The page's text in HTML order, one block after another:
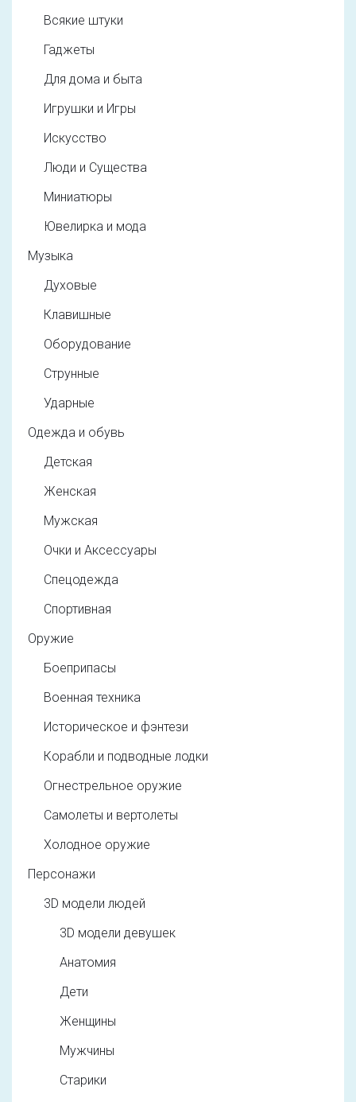
Всякие штуки
Гаджеты
Для дома и быта
Игрушки и Игры
Искусство
Люди и Существа
Миниатюры
Ювелирка и мода
Музыка
Духовые
Клавишные
Оборудование
Струнные
Ударные
Одежда и обувь
Детская
Женская
Мужская
Очки и Аксессуары
Спецодежда
Спортивная
Оружие
Боеприпасы
Военная техника
Историческое и фэнтези
Корабли и подводные лодки
Огнестрельное оружие
Самолеты и вертолеты
Холодное оружие
Персонажи
3D модели людей
3D модели девушек
Анатомия
Дети
Женщины
Мужчины
Старики